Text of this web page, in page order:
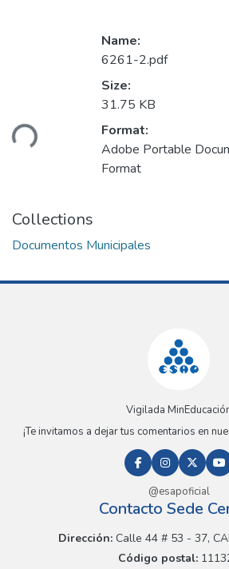
Name:
6261-2.pdf
Size:
31.75 KB
Format:
Adobe Portable
Format
Collections
Documentos Municipales
Vigilada
¡Te invitamos a dejar tus comentarios en
@esapoficial
Contacto Sede
Dirección:Calle 44 # 53 - 37,
Código postal: